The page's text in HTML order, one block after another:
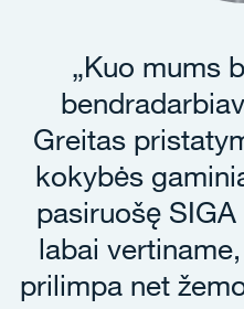
„Kuo mums
Greitas
kokybės
pasiruošę
labai
prilimpa net